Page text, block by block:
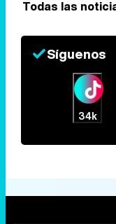
Todas las
Síguenos
34k